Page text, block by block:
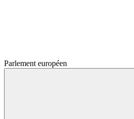
Parlement européen